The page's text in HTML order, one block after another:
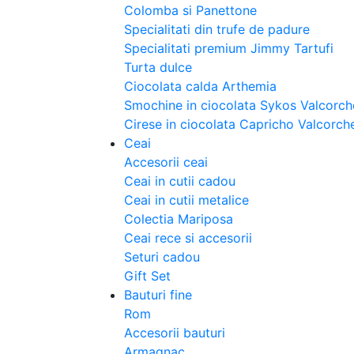
Colomba si Panettone
Specialitati din trufe de padure
Specialitati premium Jimmy Tartufi
Turta dulce
Ciocolata calda Arthemia
Smochine in ciocolata Sykos
Cirese in ciocolata Capricho
Ceai
Accesorii ceai
Ceai in cutii cadou
Ceai in cutii metalice
Colectia Mariposa
Ceai rece si accesorii
Seturi cadou
Gift Set
Bauturi fine
Rom
Accesorii bauturi